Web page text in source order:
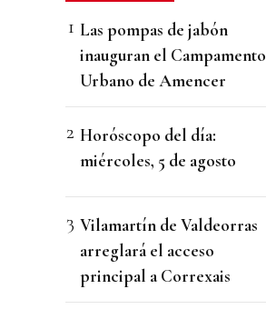
Las pompas de jabón
inauguran el Campamento
Urbano de Amencer
Horóscopo del día:
miércoles, 5 de agosto
Vilamartín de Valdeorras
arreglará el acceso
principal a Correxais